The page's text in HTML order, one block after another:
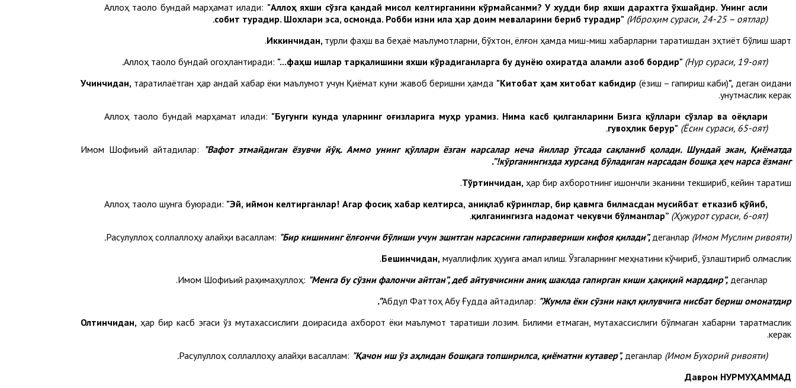
Аллоҳ таоло бундай марҳамат қилади: "Аллоҳ яхши сўзга қандай мисол келтирганини кўрмайсанми? У худди бир яхши дарахтга ўхшайдир. Унинг асли
собит турадир. Шохлари эса, осмонда. Робби изни ила ҳар доим меваларини бериб турадир" (Иброҳим сураси, 24-25 – оятлар).
Иккинчидан, турли фаҳш ва беҳаё маълумотларни, бўхтон, ёлғон ҳамда миш-миш хабарларни тарқатишдан эҳтиёт бўлиш шарт.
Аллоҳ таоло бундай огоҳлантиради: "...фаҳш ишлар тарқалишини яхши кўрадиганларга бу дунёю охиратда аламли азоб бордир" (Нур сураси, 19-оят).
Учинчидан, тарқатилаётган ҳар қандай хабар ёки маълумот учун Қиёмат куни жавоб беришни ҳамда "Китобат ҳам хитобат кабидир (ёзиш – гапириш каби)", деган қоидани
унутмаслик керак.
Аллоҳ таоло бундай марҳамат қилади: "Бугунги кунда уларнинг оғизларига муҳр урамиз. Нима касб қилганларини Бизга қўллари сўзлар ва оёқлари
гувоҳлик берур" (Ёсин сураси, 65-оят).
Имом Шофиъий айтадилар: "Вафот этмайдиган ёзувчи йўқ. Аммо унинг қўллари ёзган нарсалар неча йиллар ўтсада сақланиб қолади. Шундай экан, Қиёматда
кўрганингизда хурсанд бўладиган нарсадан бошқа ҳеч нарса ёзманг!”.
Тўртинчидан, ҳар бир ахборотнинг ишончли эканини текшириб, кейин тарқатиш.
Аллоҳ таоло шунга буюради: "Эй, иймон келтирганлар! Агар фосиқ хабар келтирса, аниқлаб кўринглар, бир қавмга билмасдан мусийбат етказиб қўйиб,
қилганингизга надомат чекувчи бўлманглар” (Ҳужурот сураси, 6-оят).
Расулуллоҳ соллаллоҳу алайҳи васаллам: "Бир кишининг ёлғончи бўлиши учун эшитган нарсасини гапиравериши кифоя қилади”,деганлар (Имом Муслим ривояти).
Бешинчидан, муаллифлик ҳуқуқига амал қилиш. Ўзгаларнинг меҳнатини кўчириб, ўзлаштириб олмаслик.
Имом Шофиъий раҳимаҳуллоҳ: "Менга бу сўзни фалончи айтган”, деб айтувчисини аниқ шаклда гапирган киши ҳақиқий марддир”,деганлар.
Абдул Фаттоҳ Абу Ғудда айтадилар: "Жумла ёки сўзни нақл қилувчига нисбат бериш омонатдир”.
Олтинчидан, ҳар бир касб эгаси ўз мутахассислиги доирасида ахборот ёки маълумот тарқатиши лозим. Билими етмаган, мутахассислиги бўлмаган хабарни тарқатмаслик
керак.
Расулуллоҳ соллаллоҳу алайҳи васаллам: "Қачон иш ўз аҳлидан бошқага топширилса, қиёматни кутавер",деганлар (Имом Бухорий ривояти).
Даврон НУРМУҲАММАД